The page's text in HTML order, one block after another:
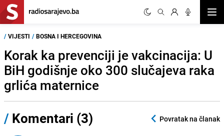
/ VIJESTI / BOSNA I HERCEGOVINA
Korak ka prevenciji je vakcinacija: U
BiH godišnje oko 300 slučajeva raka
grlića maternice
/ Komentari (3) Povratak na članak